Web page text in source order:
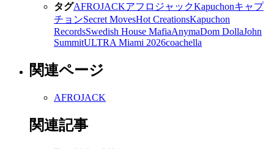
タグAFROJACKアフロジャックKapuchonキャプ
チョンSecret MovesHot CreationsKapuchon
RecordsSwedish House MafiaAnymaDom DollaJohn
SummitULTRA Miami 2026coachella
関連ページ
AFROJACK
関連記事